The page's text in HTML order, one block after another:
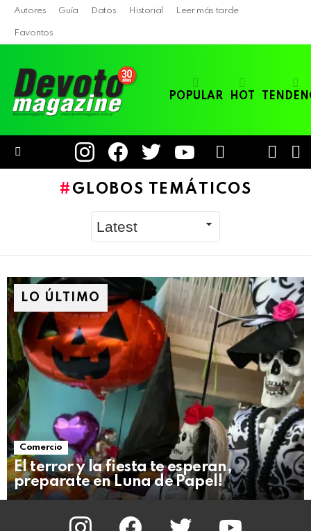
Autores Guía Datos Historial Leer más tarde
Favoritos
POPULAR HOT
instagramfacebooktwitter youtube
SKIN
GLOBOS TEMÁTICOS
LO ÚLTIMO
Comercio
El terror y la fiesta te esperan,
preparate en Luna de Papel!
instagram facebook twitter youtube